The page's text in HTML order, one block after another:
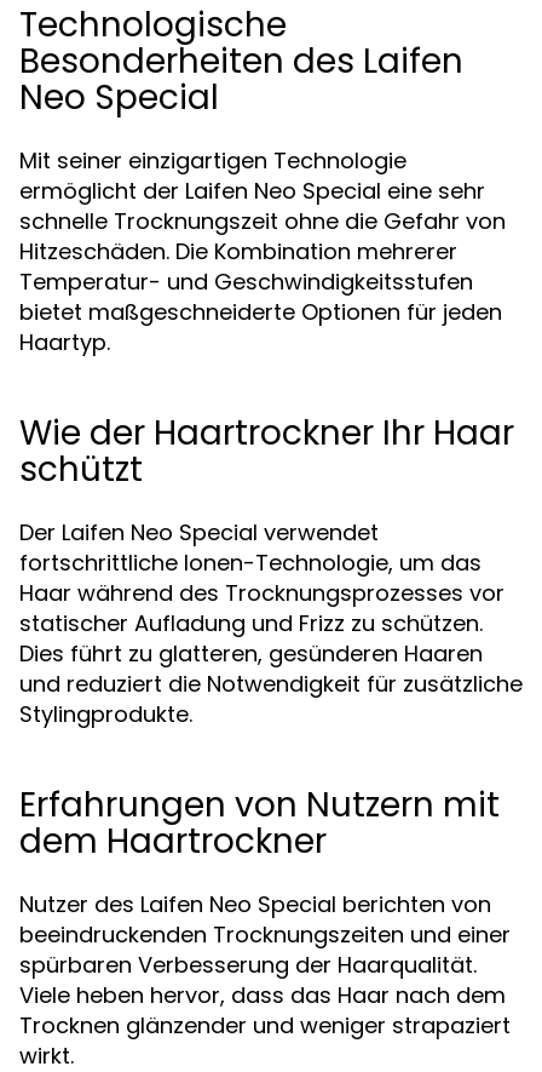
Technologische
Besonderheiten des Laifen
Neo Special
Mit seiner einzigartigen Technologie
ermöglicht der Laifen Neo Special eine sehr
schnelle Trocknungszeit ohne die Gefahr von
Hitzeschäden. Die Kombination mehrerer
Temperatur- und Geschwindigkeitsstufen
bietet maßgeschneiderte Optionen für jeden
Haartyp.
Wie der Haartrockner Ihr Haar
schützt
Der Laifen Neo Special verwendet
fortschrittliche Ionen-Technologie, um das
Haar während des Trocknungsprozesses vor
statischer Aufladung und Frizz zu schützen.
Dies führt zu glatteren, gesünderen Haaren
und reduziert die Notwendigkeit für zusätzliche
Stylingprodukte.
Erfahrungen von Nutzern mit
dem Haartrockner
Nutzer des Laifen Neo Special berichten von
beeindruckenden Trocknungszeiten und einer
spürbaren Verbesserung der Haarqualität.
Viele heben hervor, dass das Haar nach dem
Trocknen glänzender und weniger strapaziert
wirkt.